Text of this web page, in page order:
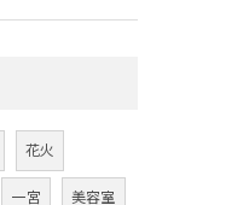
花火
一宮 美容室